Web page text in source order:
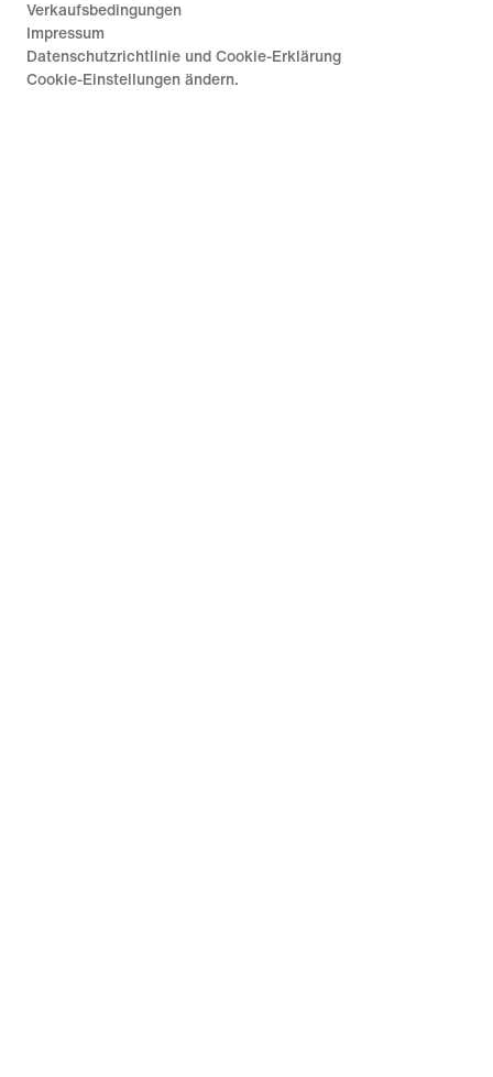
Verkaufsbedingungen
Impressum
Datenschutzrichtlinie und Cookie-Erklärung
Cookie-Einstellungen ändern.